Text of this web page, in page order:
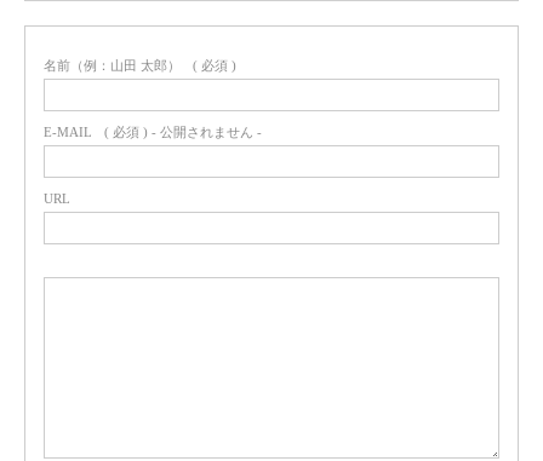
名前（例：山田 太郎） ( 必須 )
E-MAIL ( 必須 ) - 公開されません -
URL